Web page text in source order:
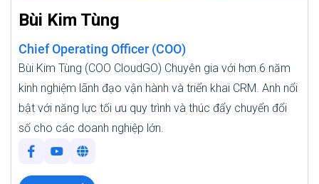
Bùi Kim Tùng
Chief Operating Officer (COO)
Bùi Kim Tùng (COO CloudGO) Chuyên gia với hơn 6 năm
kinh nghiệm lãnh đạo vận hành và triển khai CRM. Anh nổi
bật với năng lực tối ưu quy trình và thúc đẩy chuyển đổi
số cho các doanh nghiệp lớn.